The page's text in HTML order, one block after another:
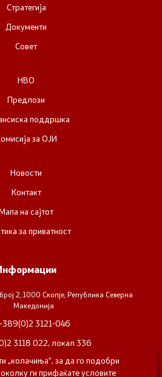
Стратегија
Документи
Совет
НВО
Предлози
поддршка
за ОЈИ
Новости
Контакт
на сајтот
за приватност
2, 1000 Скопје, Република Северна
Македонија
3121-046
3118 022, локал 336
„колачиња“, за да го подобри
ги прифаќате условите